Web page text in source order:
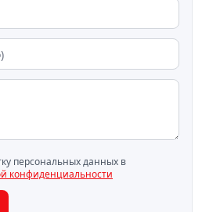
персональных данных в
конфиденциальности